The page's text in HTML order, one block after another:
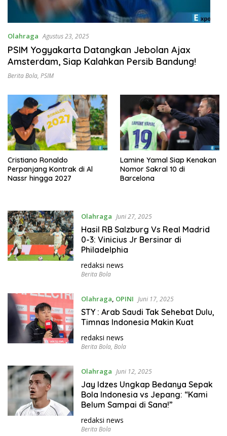
Olahraga Agustus 23, 2025
PSIM Yogyakarta Datangkan Jebolan Ajax
Amsterdam, Siap Kalahkan Persib Bandung!
Berita Bola, PSIM
Cristiano Ronaldo
Perpanjang Kontrak di Al
Nassr hingga 2027
Lamine Yamal Siap Kenakan
Nomor Sakral 10 di
Barcelona
Olahraga Juni 27, 2025
Hasil RB Salzburg Vs Real Madrid
0-3: Vinicius Jr Bersinar di
Philadelphia
redaksi news
Berita Bola
Olahraga, OPINI Juni 17, 2025
STY : Arab Saudi Tak Sehebat Dulu,
Timnas Indonesia Makin Kuat
redaksi news
Berita Bola, Bola
Olahraga Juni 12, 2025
Jay Idzes Ungkap Bedanya Sepak
Bola Indonesia vs Jepang: “Kami
Belum Sampai di Sana!”
redaksi news
Berita Bola